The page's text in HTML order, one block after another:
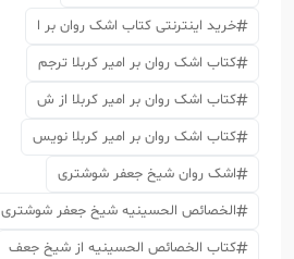
خرید اینترنتی کتاب اشک روان بر ا
کتاب اشک روان بر امیر کربلا ترجم
کتاب اشک روان بر امیر کربلا از ش
کتاب اشک روان بر امیر کربلا نویس
اشک روان شیخ جعفر شوشتری
الخصائص الحسینیه شیخ جعفر شوشتری
کتاب الخصائص الحسینیه از شیخ جعف